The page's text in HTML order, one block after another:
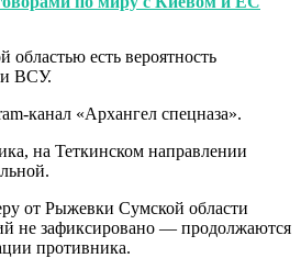
областью есть вероятность
ВСУ.
канал «Архангел спецназа».
на Теткинском направлении
от Рыжевки Сумской области
не зафиксировано — продолжаются
противника.